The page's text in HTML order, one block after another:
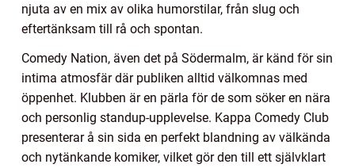
njuta av en mix av olika humorstilar, från slug och
eftertänksam till rå och spontan.
Comedy Nation, även det på Södermalm, är känd för sin
intima atmosfär där publiken alltid välkomnas med
öppenhet. Klubben är en pärla för de som söker en nära
och personlig standup-upplevelse. Kappa Comedy Club
presenterar å sin sida en perfekt blandning av välkända
och nytänkande komiker, vilket gör den till ett självklart